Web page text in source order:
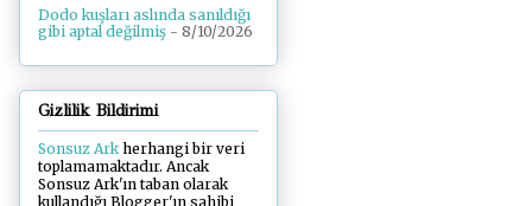
Dodo kuşları aslında sanıldığı
gibi aptal değilmiş - 8/10/2026
Gizlilik Bildirimi
Sonsuz Arkherhangi bir veri
toplamamaktadır. Ancak
Sonsuz Ark'ın taban olarak
kullandığı Blogger'ın sahibi